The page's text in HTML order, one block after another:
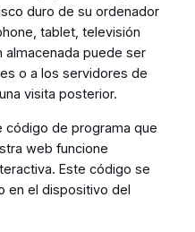
duro de su ordenador
tablet, televisión
puede ser
o a los servidores de
visita posterior.
código de programa que
web funcione
Este código se
en el dispositivo del